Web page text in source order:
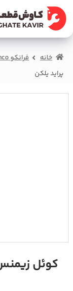
پرش
به
ناوبری
پرش
به
محتوا
صفحه اصلی
سبد خرید
درباره ما
خانه فرانکو Feranco
پراید یلکن
کوئل